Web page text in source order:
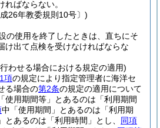
ばならない。
26年教委規則10号〕)
の使用を終了したときは、直ちにそ
け出て点検を受けなければならな
わせる場合における規定の適用)
項の規定により指定管理者に海洋セ
る場合の第2条の規定の適用について
使用期間等」とあるのは「利用期間
中「使用期間」とあるのは「利用期
とあるのは「利用時間」とし、 同項